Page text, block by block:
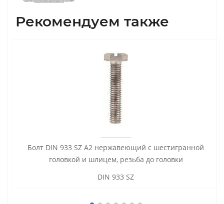
Рекомендуем также
Болт DIN 933 SZ А2 нержавеющий с шестигранной
головкой и шлицем, резьба до головки
DIN 933 SZ